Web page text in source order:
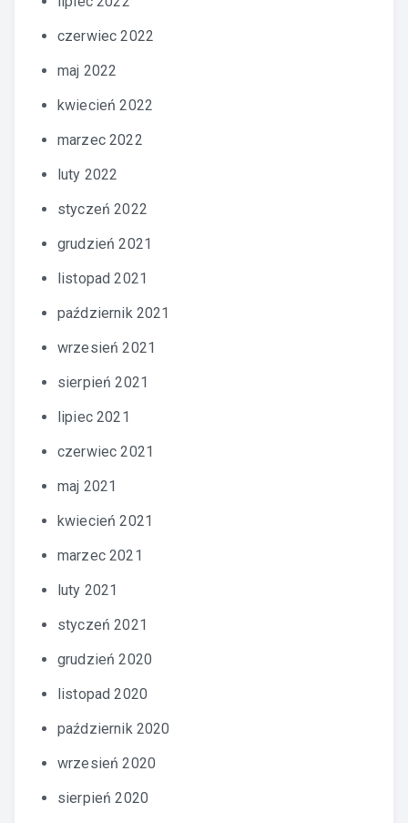
czerwiec 2022
maj 2022
kwiecień 2022
marzec 2022
luty 2022
styczeń 2022
grudzień 2021
listopad 2021
październik 2021
wrzesień 2021
sierpień 2021
lipiec 2021
czerwiec 2021
maj 2021
kwiecień 2021
marzec 2021
luty 2021
styczeń 2021
grudzień 2020
listopad 2020
październik 2020
wrzesień 2020
sierpień 2020